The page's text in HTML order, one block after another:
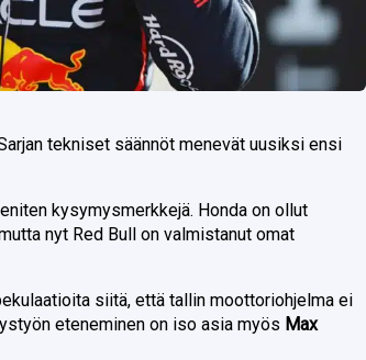
tekniset säännöt menevät uusiksi ensi
kysymysmerkkejä. Honda on ollut
nyt Red Bull on valmistanut omat
siitä, että tallin moottoriohjelma ei
eteneminen on iso asia myös Max